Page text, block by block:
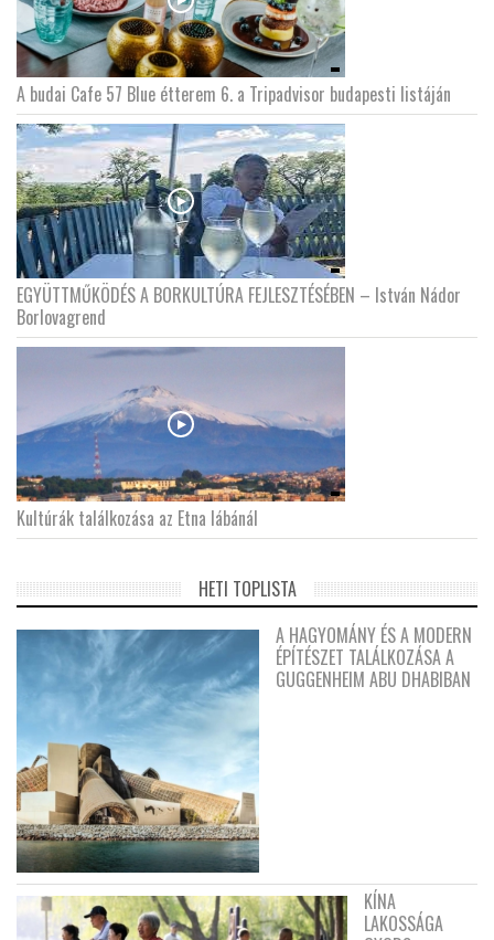
A budai Cafe 57 Blue étterem 6. a Tripadvisor budapesti listáján
EGYÜTTMŰKÖDÉS A BORKULTÚRA FEJLESZTÉSÉBEN – István Nádor
Borlovagrend
Kultúrák találkozása az Etna lábánál
HETI TOPLISTA
A HAGYOMÁNY ÉS A MODERN
ÉPÍTÉSZET TALÁLKOZÁSA A
GUGGENHEIM ABU DHABIBAN
KÍNA
LAKOSSÁGA